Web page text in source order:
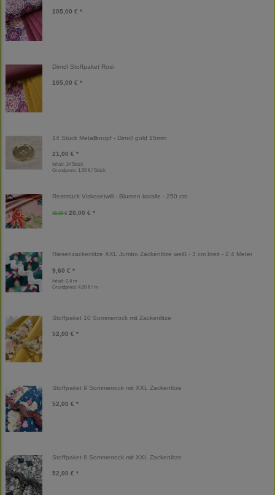
105,00 € *
Dirndl Stoffpaket Rosi
105,00 € *
14 Stück Metallknopf - Dirndl gold 15mm
21,00 € *
Inhalt: 14 Stück
Grundpreis: 1,50 € / Stück
Reststück Viskosetwill - Blumen koralle - 250 cm
40,00 € 20,00 € *
Riesenzackenlitze XXL Jumbo Zackenlitze weiß - 3 cm breit - 2,4 Meter
9,60 € *
Inhalt: 2,4 m
Grundpreis: 4,00 € / m
Stoffpaket 10 Sommerrock mit Zackenlitze
52,00 € *
Stoffpaket 9 Sommerrock mit XXL Zackenlitze
52,00 € *
Stoffpaket 8 Sommerrock mit XXL Zackenlitze
52,00 € *